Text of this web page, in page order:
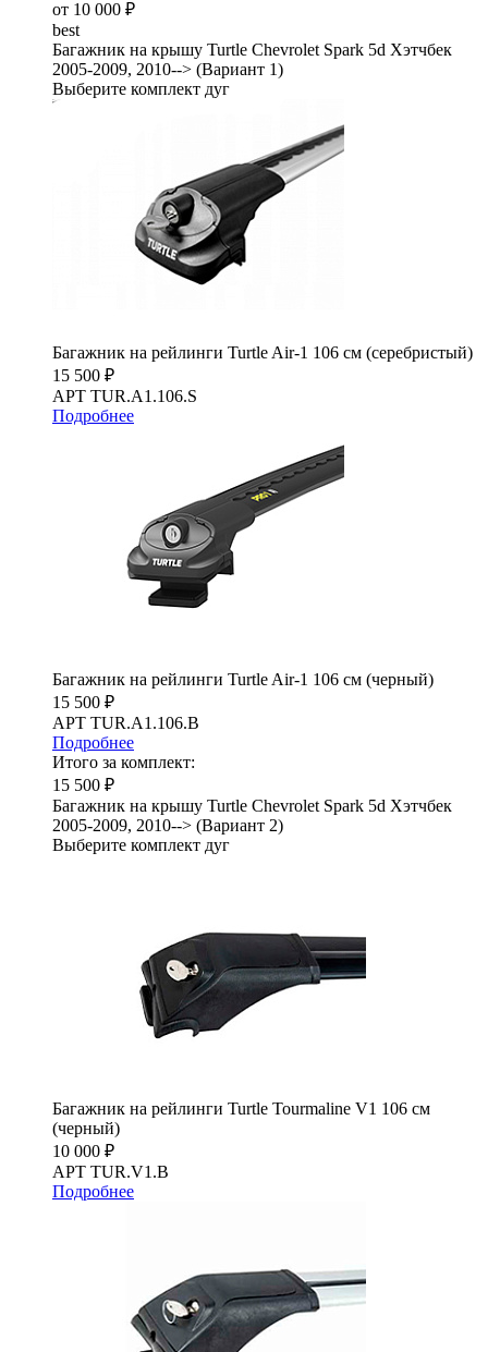
от 10 000 ₽
best
Багажник на крышу Turtle Chevrolet Spark 5d Хэтчбек
2005-2009, 2010--> (Вариант 1)
Выберите комплект дуг
Багажник на рейлинги Turtle Air-1 106 см (серебристый)
15 500 ₽
АРТ TUR.A1.106.S
Подробнее
Багажник на рейлинги Turtle Air-1 106 см (черный)
15 500 ₽
АРТ TUR.A1.106.B
Подробнее
Итого за комплект:
15 500 ₽
Багажник на крышу Turtle Chevrolet Spark 5d Хэтчбек
2005-2009, 2010--> (Вариант 2)
Выберите комплект дуг
Багажник на рейлинги Turtle Tourmaline V1 106 см
(черный)
10 000 ₽
АРТ TUR.V1.B
Подробнее